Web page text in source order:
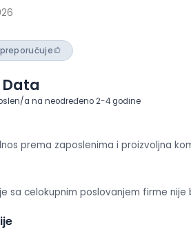
preporučuje
a na neodređeno 2-4 godine
prema zaposlenima i proizvoljna
sa celokupnim poslovanjem firme